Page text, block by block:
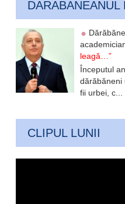
DARABANEANUL
leagă…”
Începutul
dărăbăneni
fii urbei, c...
CLIPUL LUNII